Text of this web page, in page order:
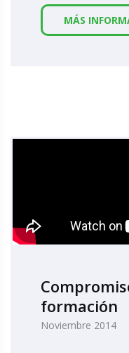
MÁS
formación
Noviembre 2014